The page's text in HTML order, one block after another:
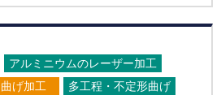
アルミニウムのレーザー加工
曲げ加工
多工程・不定形曲げ